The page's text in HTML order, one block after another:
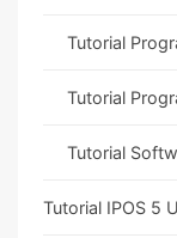
Tutorial
Tutorial
Tutorial
Tutorial IPOS 5